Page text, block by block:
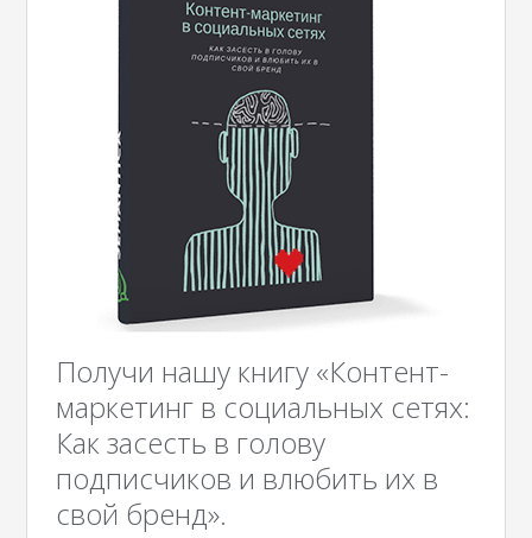
Получи нашу книгу «Контент-
маркетинг в социальных сетях:
Как засесть в голову
подписчиков и влюбить их в
свой бренд».